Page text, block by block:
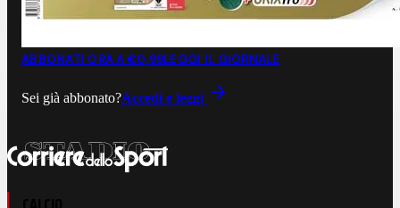
ABBONATI ORA A €0,99LEGGI IL GIORNALE
Sei già abbonato?Accedi e leggi